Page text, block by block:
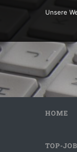
HOME
TOP-
Unsere